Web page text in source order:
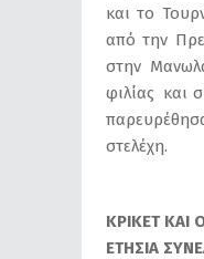
και το
από την
στην
φιλίας και
στελέχη.
ΚΡΙΚΕΤ ΚΑΙ
ΕΤΗΣΙΑ